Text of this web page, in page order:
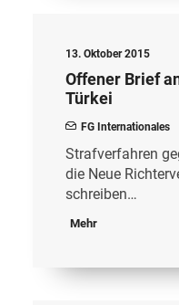
13. Oktober 2015
Offener Brief
Türkei
FG Internationales
Strafverfahren
die Neue
schreiben…
Mehr